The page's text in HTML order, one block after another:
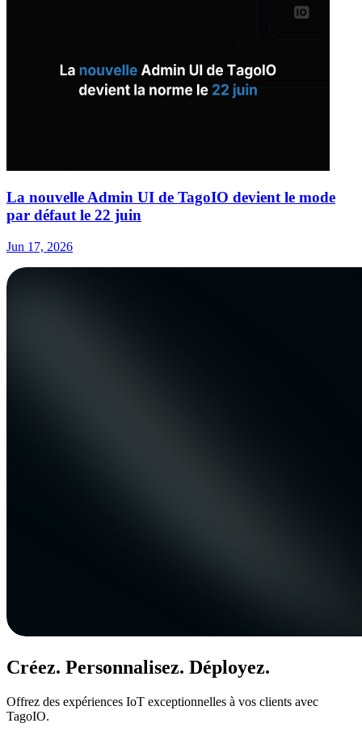
La nouvelle Admin UI de TagoIO devient le mode
par défaut le 22 juin
Jun 17, 2026
Créez. Personnalisez. Déployez.
Offrez des expériences IoT exceptionnelles à vos clients avec
TagoIO.